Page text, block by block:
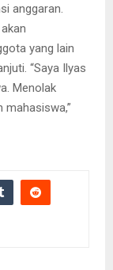
anggaran.
yang lain
“Saya Ilyas
Menolak